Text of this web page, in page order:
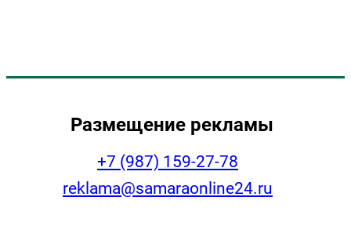
Размещение рекламы
+7 (987) 159-27-78
reklama@samaraonline24.ru